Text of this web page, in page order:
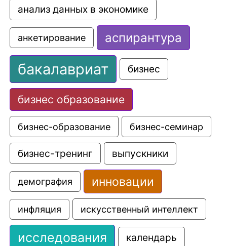
анализ данных в экономике
анкетирование аспирантура
бакалавриат бизнес
бизнес образование
бизнес-образование бизнес-семинар
бизнес-тренинг выпускники
демография инновации
инфляция искусственный интеллект
исследования календарь